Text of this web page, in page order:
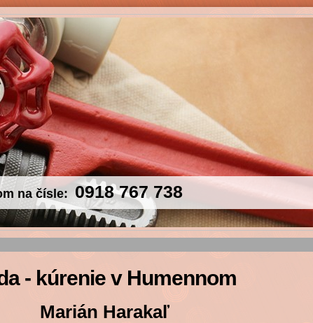
na čísle: 0918 767 738
- kúrenie v Humennom
Marián Harakaľ